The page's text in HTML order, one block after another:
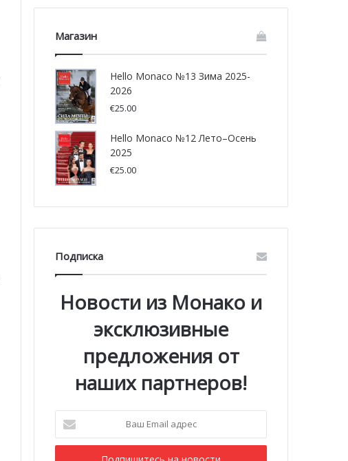
Магазин
Hello Monaco №13 Зима 2025-
2026
€25.00
Hello Monaco №12 Лето–Осень
2025
€25.00
Подписка
Новости из Монако и
эксклюзивные
предложения от
наших партнеров!
Email
адрес